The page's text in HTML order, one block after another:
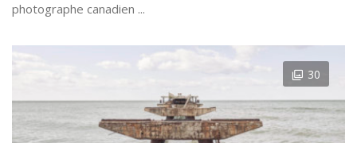
photographe canadien ...
30